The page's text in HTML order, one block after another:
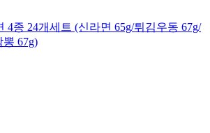
4종 24개세트 (신라면 65g/튀김우동 67g/
67g)